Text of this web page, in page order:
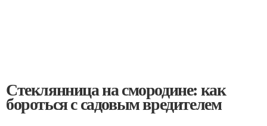
Стеклянница на смородине: как
бороться с садовым вредителем